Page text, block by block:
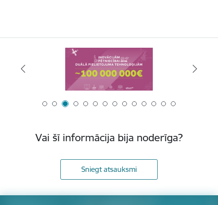
Vai šī informācija bija noderīga?
Sniegt atsauksmi